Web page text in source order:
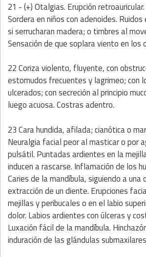
21 - (+) Otalgias. Erupción
Sordera en niños con adenoides.
si serrucharan madera; o timbres al
Sensación de que soplara viento en los
22 Coriza violento, fluyente, con
estornudos frecuentes y lagrimeo; con
ulcerados; con secreción al principio
luego acuosa. Costras adentro.
23 Cara hundida, afilada; cianótica o
Neuralgia facial peor al masticar o por
pulsátil. Puntadas ardientes en la
inducen a rascarse. Inflamación de los
Caries de la mandíbula, siguiendo a
extracción de un diente. Erupciones
mejillas y peribucales o en el labio
dolor. Labios ardientes con úlceras y
Luxación fácil de la mandíbula.
induración de las glándulas